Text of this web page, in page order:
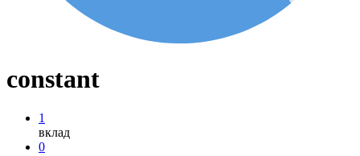
constant
1
вклад
0